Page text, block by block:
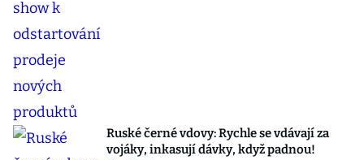
Ruské černé vdovy: Rychle se vdávají za
vojáky, inkasují dávky, když padnou!